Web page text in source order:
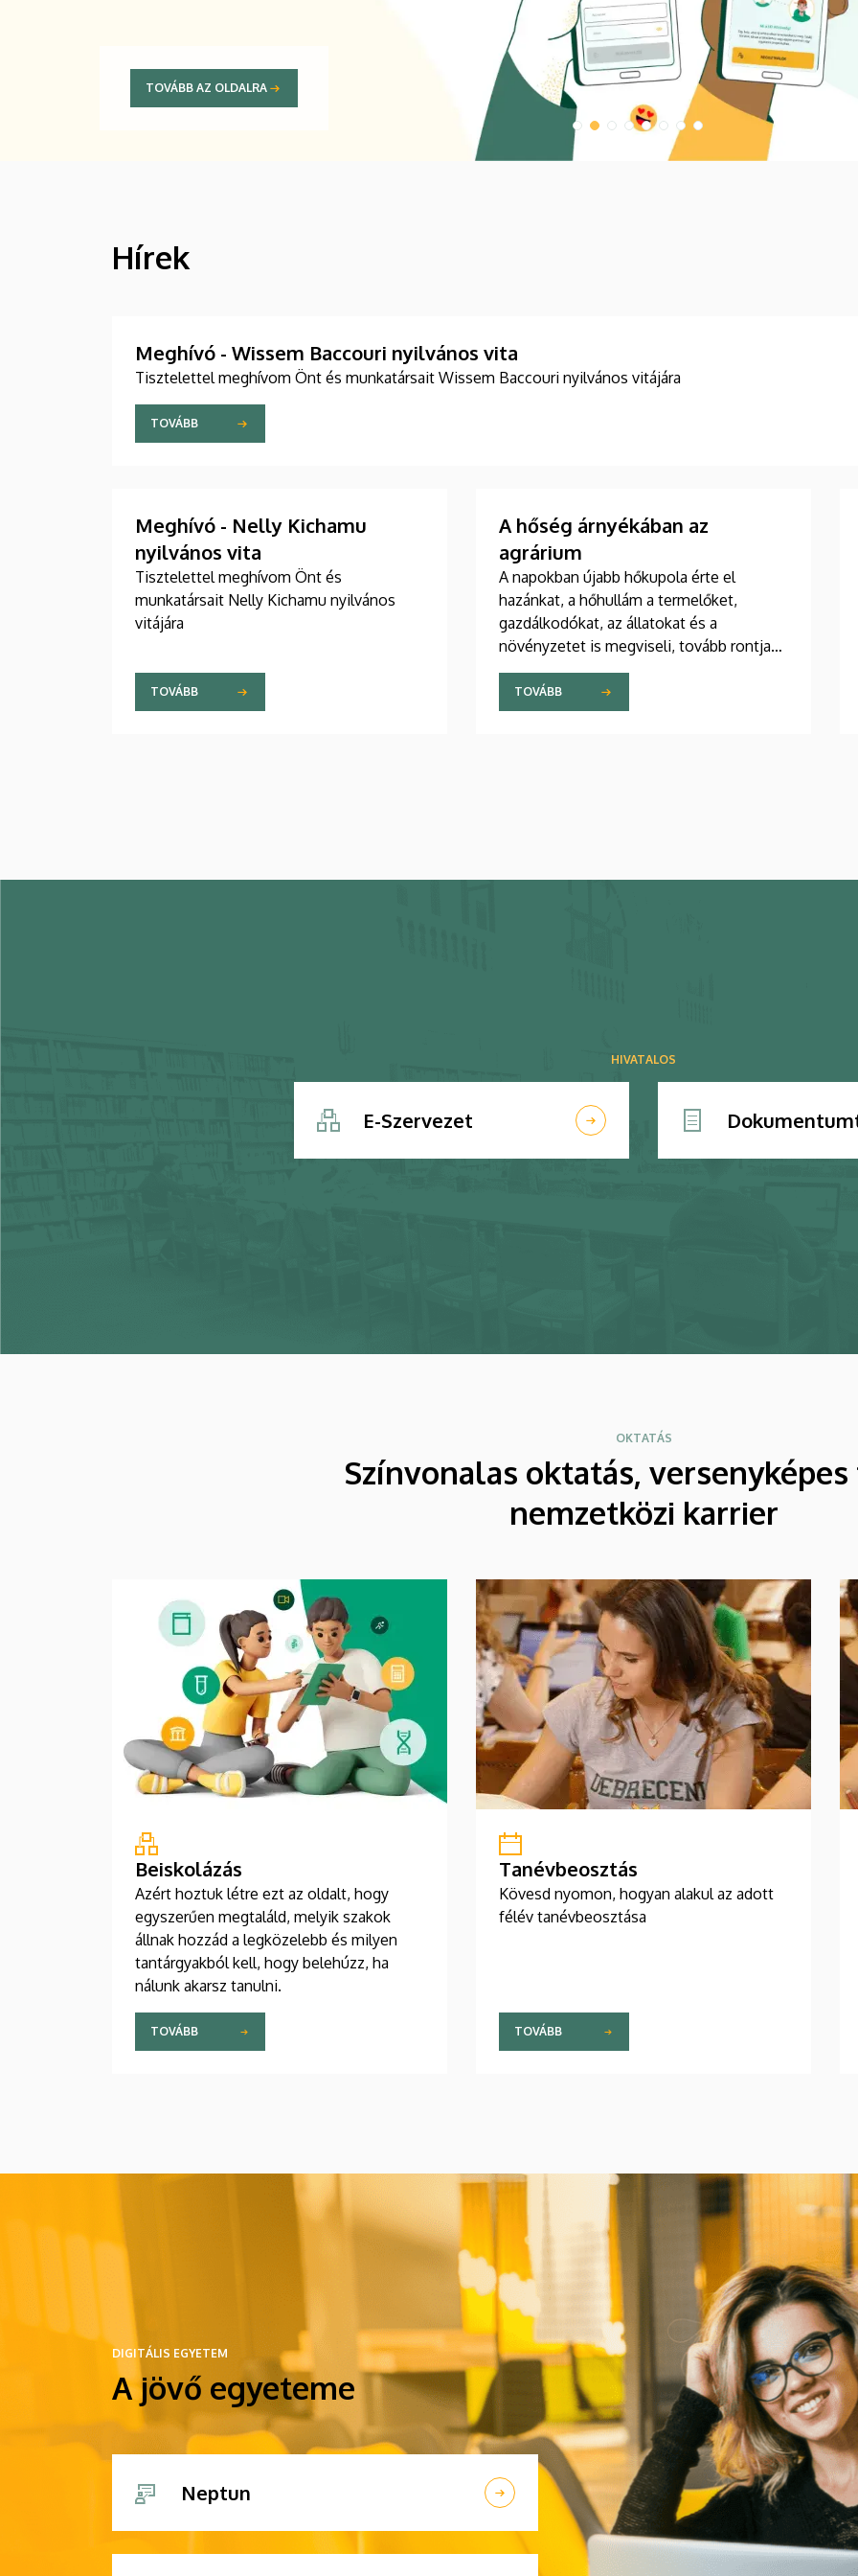
TOVÁBB AZ OLDALRA
HÍREK
Hírek
Meghívó - Wissem Baccouri nyilvános vita
Tisztelettel meghívom Önt és munkatársait Wissem Baccouri nyilvános vitájára
TOVÁBB
Meghívó - Nelly Kichamu
nyilvános vita
Tisztelettel meghívom Önt és
munkatársait Nelly Kichamu nyilvános
vitájára
TOVÁBB
A hőség árnyékában az
agrárium
A napokban újabb hőkupola érte el
hazánkat, a hőhullám a termelőket,
gazdálkodókat, az állatokat és a
növényzetet is megviseli, tovább rontja
egyebek mellett a még talpon álló
kukorica és napraforgó helyzetét is. A
Debreceni Egyetem szakembereinek
TOVÁBB
HIVATALOS
E-Szervezet
OKTATÁS
Színvonalas oktatás, versenyképes
nemzetközi karrier
Beiskolázás
Azért hoztuk létre ezt az oldalt, hogy
egyszerűen megtaláld, melyik szakok
állnak hozzád a legközelebb és milyen
tantárgyakból kell, hogy belehúzz, ha
nálunk akarsz tanulni.
TOVÁBB
Tanévbeosztás
Kövesd nyomon, hogyan alakul az adott
félév tanévbeosztása
TOVÁBB
DIGITÁLIS EGYETEM
A jövő egyeteme
Neptun